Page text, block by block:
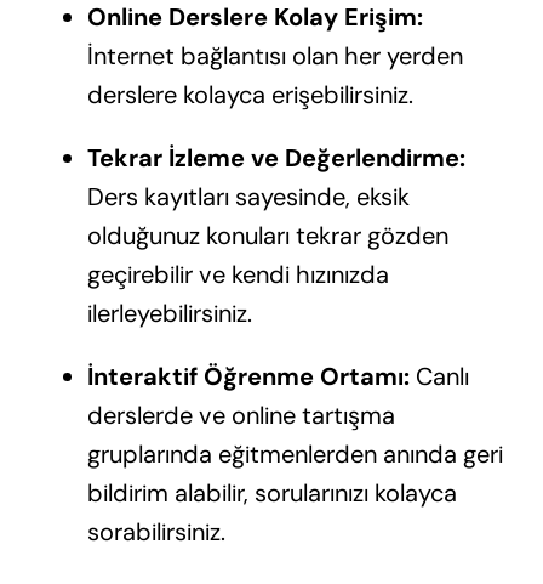
Online Derslere Kolay Erişim:
İnternet bağlantısı olan her yerden
derslere kolayca erişebilirsiniz.
Tekrar İzleme ve Değerlendirme:
Ders kayıtları sayesinde, eksik
olduğunuz konuları tekrar gözden
geçirebilir ve kendi hızınızda
ilerleyebilirsiniz.
İnteraktif Öğrenme Ortamı:Canlı
derslerde ve online tartışma
gruplarında eğitmenlerden anında geri
bildirim alabilir, sorularınızı kolayca
sorabilirsiniz.